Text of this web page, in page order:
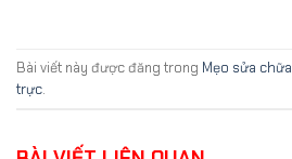
Bài viết này được đăng trong Mẹo sửa chữa
trực.